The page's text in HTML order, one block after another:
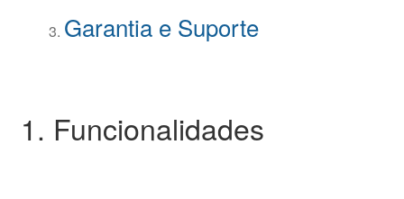
Garantia e Suporte
1. Funcionalidades